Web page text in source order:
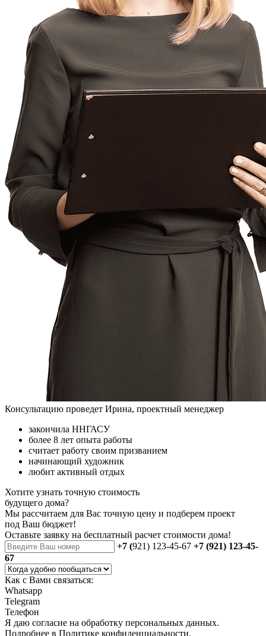
Консультацию проведет Ирина, проектный менеджер
закончила ННГАСУ
более 8 лет опыта работы
считает работу своим призванием
начинающий художник
любит активный отдых
Хотите узнать точную стоимость
будущего дома?
Мы рассчитаем для Вас точную цену и подберем проект
под Ваш бюджет!
Оставьте заявку на бесплатный расчет стоимости дома!
+7 (921) 123-45-67 +7 (921) 123-45-
67
Как с Вами связаться:
Whatsapp
Telegram
Телефон
Я даю согласие на обработку персональных данных.
Подробнее в Политике конфиденциальности.